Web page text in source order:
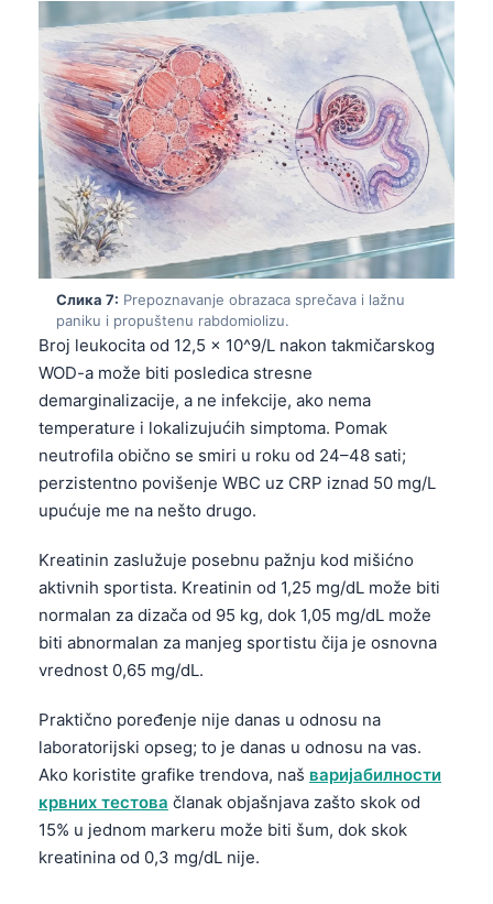
Слика 7: Prepoznavanje obrazaca sprečava i lažnu
paniku i propuštenu rabdomiolizu.
Broj leukocita od 12,5 x 10^9/L nakon takmičarskog
WOD-a može biti posledica stresne
demarginalizacije, a ne infekcije, ako nema
temperature i lokalizujućih simptoma. Pomak
neutrofila obično se smiri u roku od 24–48 sati;
perzistentno povišenje WBC uz CRP iznad 50 mg/L
upućuje me na nešto drugo.
Kreatinin zaslužuje posebnu pažnju kod mišićno
aktivnih sportista. Kreatinin od 1,25 mg/dL može biti
normalan za dizača od 95 kg, dok 1,05 mg/dL može
biti abnormalan za manjeg sportistu čija je osnovna
vrednost 0,65 mg/dL.
Praktično poređenje nije danas u odnosu na
laboratorijski opseg; to je danas u odnosu na vas.
Ako koristite grafike trendova, naš варијабилности
крвних тестова članak objašnjava zašto skok od
15% u jednom markeru može biti šum, dok skok
kreatinina od 0,3 mg/dL nije.
Azərbaycan dili
Eesti
日本語
Čeština
ქართული
Русский
Lietuvių kalba
Polski
한국어
Magyar
Shqip
বাংলা
اردو
मराठी
తెలుగు
தமிழ்
ગુજરાતી
ಕನ್ನಡ
മലയാളം
Bahasa Melayu
Tiếng Việt
Tagalog
ไทย